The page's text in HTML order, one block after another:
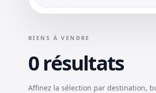
BIENS À VENDRE
0 résultats
Affinez la sélection par destination,